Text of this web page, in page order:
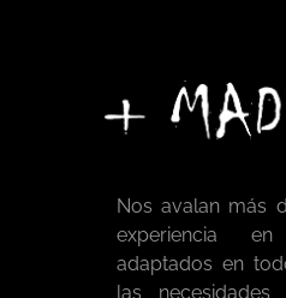
Nos avalan más
experiencia
adaptados en
las